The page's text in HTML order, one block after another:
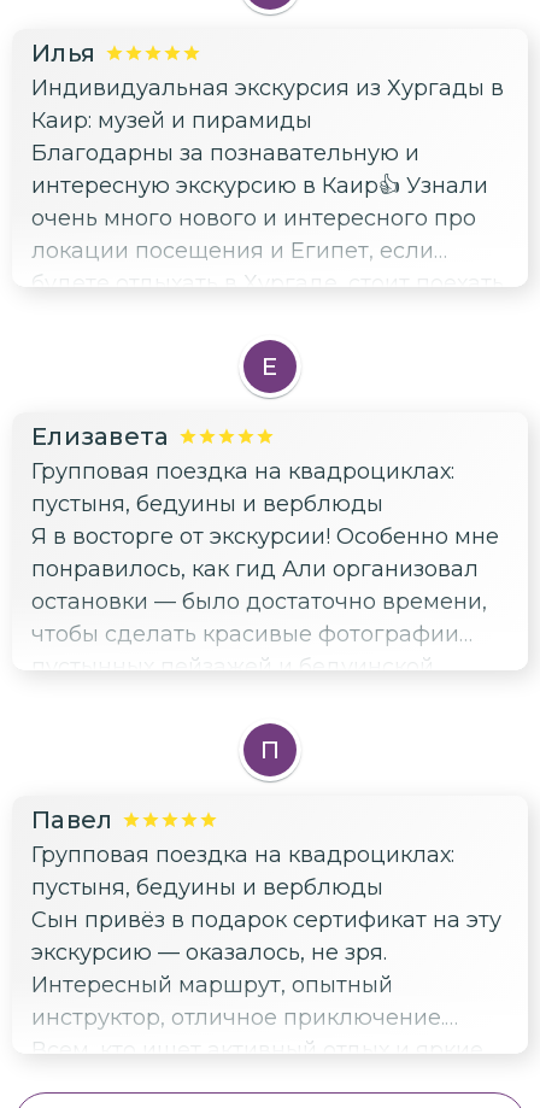
Илья
Индивидуальная экскурсия из Хургады в
Каир: музей и пирамиды
Благодарны за познавательную и
интересную экскурсию в Каир👍 Узнали
очень много нового и интересного про
локации посещения и Египет, если
будете отдыхать в Хургаде, стоит поехать
Е
Елизавета
Групповая поездка на квадроциклах:
пустыня, бедуины и верблюды
Я в восторге от экскурсии! Особенно мне
понравилось, как гид Али организовал
остановки — было достаточно времени,
чтобы сделать красивые фотографии
пустынных пейзажей и бедуинской
снимков, и я даже успела поймать
закатные кадры. Отдельно хочу
фотографирующим — никто не подгонял,
хотя народу было много. Рекомендую
всем любителям активного отдыха и
красивых видов!
П
Павел
Групповая поездка на квадроциклах:
пустыня, бедуины и верблюды
Сын привёз в подарок сертификат на эту
экскурсию — оказалось, не зря.
Интересный маршрут, опытный
инструктор, отличное приключение.
Всем, кто ищет активный отдых и яркие